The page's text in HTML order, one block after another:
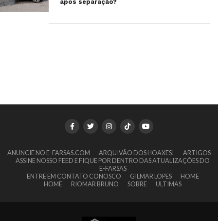
após separação?
ANUNCIE NO E-FARSAS.COM ARQUIVÃO DOS HOAXES!
ARTIGOS
ASSINE NOSSO FEED E FIQUE POR DENTRO DAS ATUALIZAÇÕES DO
E-FARSAS
ENTRE EM CONTATO CONOSCO
GILMAR LOPES
HOME
HOME
RIOMAR BRUNO SOBRE ULTIMAS